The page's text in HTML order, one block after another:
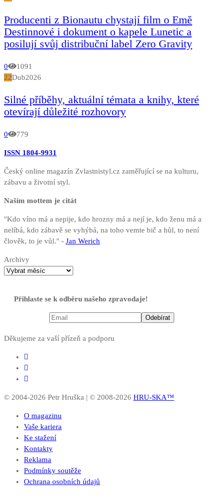
Producenti z Bionautu chystají film o Emě
Destinnové i dokument o kapele Lunetic a
posilují svůj distribuční label Zero Gravity
0
1091
22Dub2026
Silné příběhy, aktuální témata a knihy, které
otevírají důležité rozhovory
0 779
ISSN 1804-9931
Český online magazín Zvlastnistyl.cz zaměřující se na kulturu,
zábavu a životní styl.
Naším mottem je citát
"Kdo víno má a nepije, kdo hrozny má a nejí je, kdo ženu má a
nelíbá, kdo zábavě se vyhýbá, na toho vemte bič a hůl, to není
člověk, to je vůl." - Jan Werich
Archivy
Přihlaste se k odběru našeho zpravodaje!
Děkujeme za vaší přízeň a podporu
© 2004-2026 Petr Hruška | © 2008-2026 HRU-SKA™
O magazinu
Vaše kariera
Ke stažení
Kontakty
Reklama
Podmínky soutěže
Ochrana osobních údajů